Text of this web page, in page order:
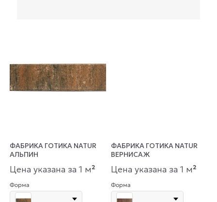
ФАБРИКА ГОТИКА NATUR
АЛЬПИН
Цена указана за 1 м²
Форма
ФАБРИКА ГОТИКА NATUR
ВЕРНИСАЖ
Цена указана за 1 м²
Форма